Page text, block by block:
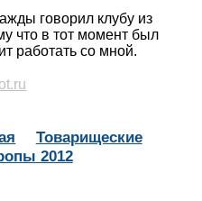
говорил клубу из
что в тот момент был
работать со мной.
Товарищеские
2012